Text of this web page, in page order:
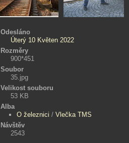
Odesláno
Úterý 10 Květen 2022
Rozměry
900*451
Soubor
35.jpg
Velikost souboru
53 KB
Alba
O železnici /Vlečka TMS
Návštěv
2543